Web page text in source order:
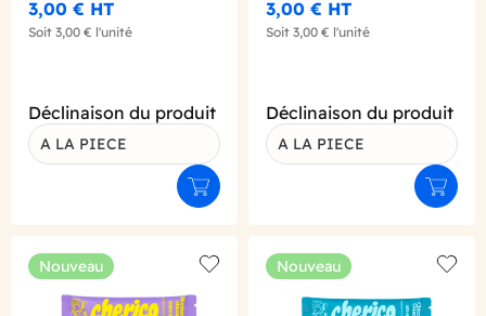
3,00 € HT
Soit 3,00 € l'unité
Déclinaison du produit
A LA PIECE
Ajouter au panier
3,00 € HT
Soit 3,00 € l'unité
Déclinaison du produit
A LA PIECE
Nouveau
Add to wishlist
Nouveau